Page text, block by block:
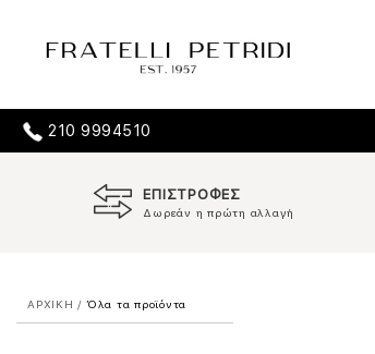
210 9994510
ΕΠΙΣΤΡΟΦΕΣ
Δωρεάν η πρώτη αλλαγή
ΑΡΧΙΚΗ / Όλα τα προϊόντα